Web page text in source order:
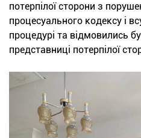
потерпілої сторони з
процесуального кодексу і
процедурі та відмовились
представниці потерпілої